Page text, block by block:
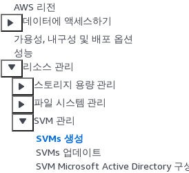
AWS 리전
데이터에 액세스하기
가용성, 내구성 및 배포 옵션
성능
리소스 관리
스토리지 용량 관리
파일 시스템 관리
SVM 관리
SVMs 생성
SVMs 업데이트
SVM Microsoft Active Directory 구